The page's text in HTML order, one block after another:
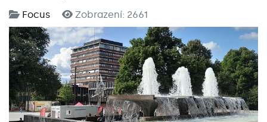
Focus Zobrazení: 2661